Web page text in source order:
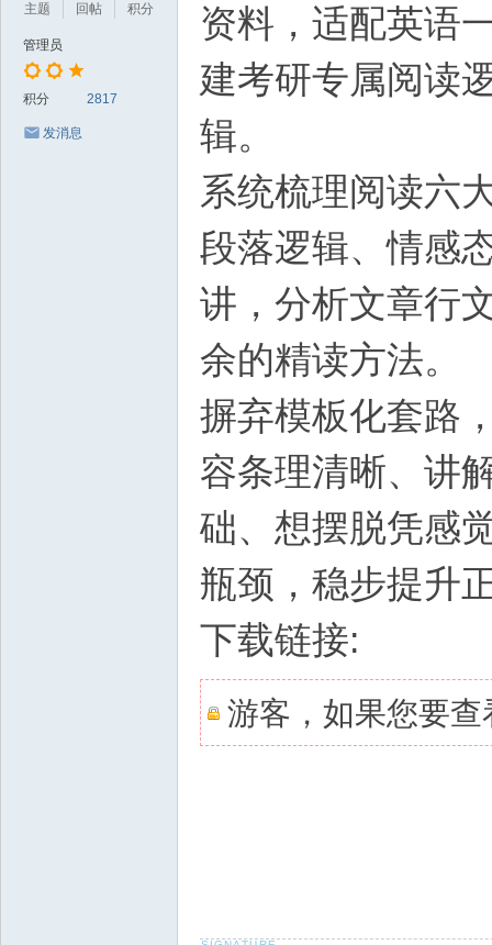
主题
回帖
积分
管理员
积分 2817
发消息
资料，适配英语
建考研专属阅读
辑。
系统梳理阅读六
段落逻辑、情感
讲，分析文章行
余的精读方法。
摒弃模板化套路
容条理清晰、讲
础、想摆脱凭感
瓶颈，稳步提升
下载链接:
游客，如果您要